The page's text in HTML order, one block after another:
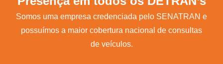
Somos uma empresa credenciada pelo SENATRAN e
possuímos a maior cobertura nacional de consultas
de veículos.